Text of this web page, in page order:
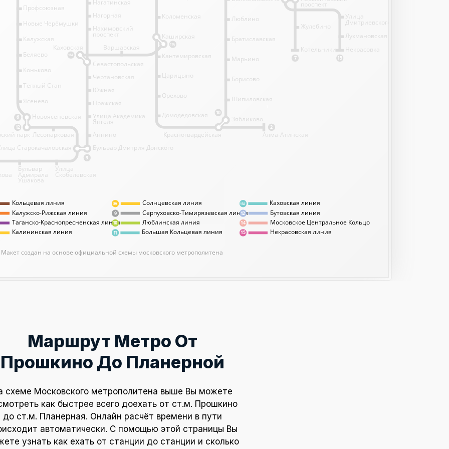
Кольцевая линия
Калужско-Рижская линия
Таганско-Краснопресненская линия
Калининская линия
Солнцевская линия
Серпуховско-Тимирязевская линия
Люблинская линия
Каховская линия
Бутовская линия
Московское Центральное Кольцо
Макет создан на основе официальной схемы московского метрополитена
11А
Большая Кольцевая линия
9
10
12
8А
11
14
15 Некрасовская линия
7
2
10
11А
11А
9
6
12
15
Профсоюзная
Новые Черёмушки
Калужская
Беляево
Коньково
Тёплый Стан
Ясенево
Новоясеневская
Нагатинская
Нагорная
Нахимовский
проспект
Севастопольская
Чертановская
Южная
Пражская
Улица Академика
Янгеля
проспект
Жулебино
Котельники
Люблино
Братиславская
Марьино
Борисово
Шипиловская
Зябликово
Коломенская
Каширская
Кантемировская
Царицыно
Орехово
Домодедовская
Красногвардейская Алма-Атинская
Аннино
Бульвар Дмитрия Донского
Варшавская
парк Лесопарковая
Старокачаловская
Улица
Скобелевская
Бульвар
Адмирала
Ушакова
Каховская
Улица
Дмитриевского
Лухмановская
Некрасовка
Маршрут Метро От
Прошкино До Планерной
схеме Московского метрополитена выше Вы можете
как быстрее всего доехать от ст.м. Прошкино
до ст.м. Планерная. Онлайн расчёт времени в пути
автоматически. С помощью этой страницы Вы
узнать как ехать от станции до станции и сколько